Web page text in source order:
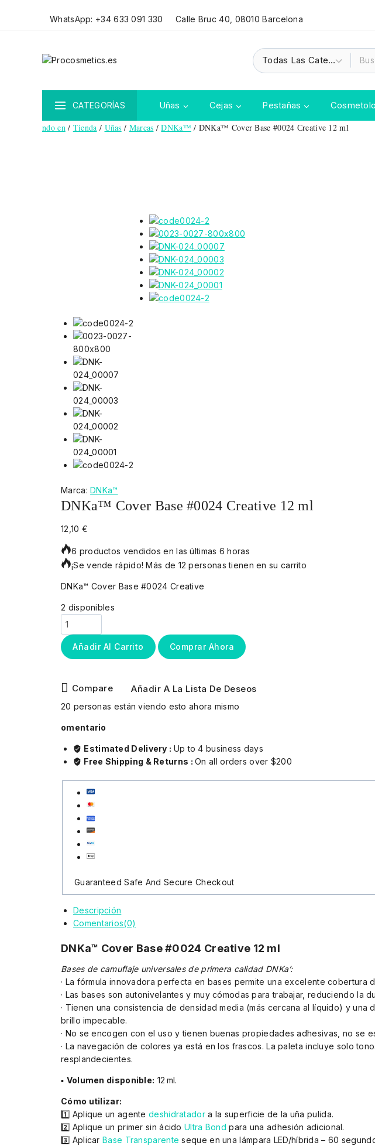
WhatsApp: +34 633 091 330 Calle Bruc 40, 08010 Barcelona
CATEGORÍAS Uñas Cejas Pestañas
ndo en / Tienda / Uñas / Marcas / DNKa™ / DNKa™ Cover Base #0024 Сreative 12 ml
Marca:DNKa™
DNKa™ Cover Base #0024 Сreative 12 ml
12,10 €
6 productos vendidos en las últimas 6 horas
¡Se vende rápido! Más de 12 personas tienen en su carrito
DNKa™ Cover Base #0024 Сreative
2 disponibles
Añadir Al Carrito Comprar Ahora
Compare Añadir A La Lista De Deseos
20 personas están viendo esto ahora mismo
omentario
Estimated Delivery : Up to 4 business days
Free Shipping & Returns :On all orders over $200
Guaranteed Safe And Secure Checkout
Descripción
Comentarios(0)
DNKa™ Cover Base #0024 Сreative 12 ml
Bases de camuflaje universales de primera calidad DNKa’:
· La fórmula innovadora perfecta en bases permite una excelente cobertura
· Las bases son autonivelantes y muy cómodas para trabajar, reduciendo la
· Tienen una consistencia de densidad media (más cercana al líquido) y
brillo impecable.
· No se encogen con el uso y tienen buenas propiedades adhesivas, no se
· La navegación de colores ya está en los frascos. La paleta incluye solo
resplandecientes.
▪ Volumen disponible: 12 ml.
Cómo utilizar:
1️⃣ Aplique un agentedeshidratadora la superficie de la uña pulida.
2️⃣ Aplique un primer sin ácidoUltra Bond para una adhesión adicional.
3️⃣ Aplicar Base Transparente seque en una lámpara LED/híbrida – 60